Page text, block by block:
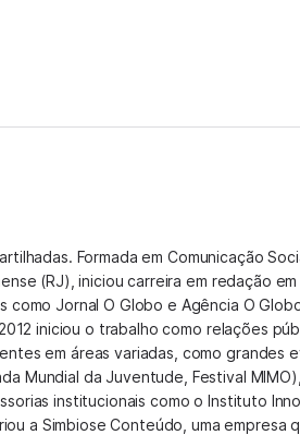
Formada em Comunicação
(RJ), iniciou carreira em redação
Jornal O Globo e Agência O
iniciou o trabalho como relações
em áreas variadas, como grandes
Mundial da Juventude, Festival MIMO),
institucionais como o Instituto
a Simbiose Conteúdo, uma empresa